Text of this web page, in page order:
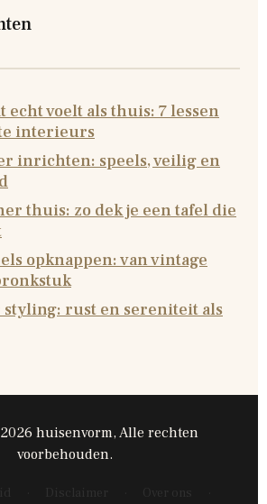
echt voelt als thuis: 7 lessen
interieurs
inrichten: speels, veilig en
thuis: zo dek je een tafel die
opknappen: van vintage
styling: rust en sereniteit als
huisenvorm, Alle rechten
voorbehouden.